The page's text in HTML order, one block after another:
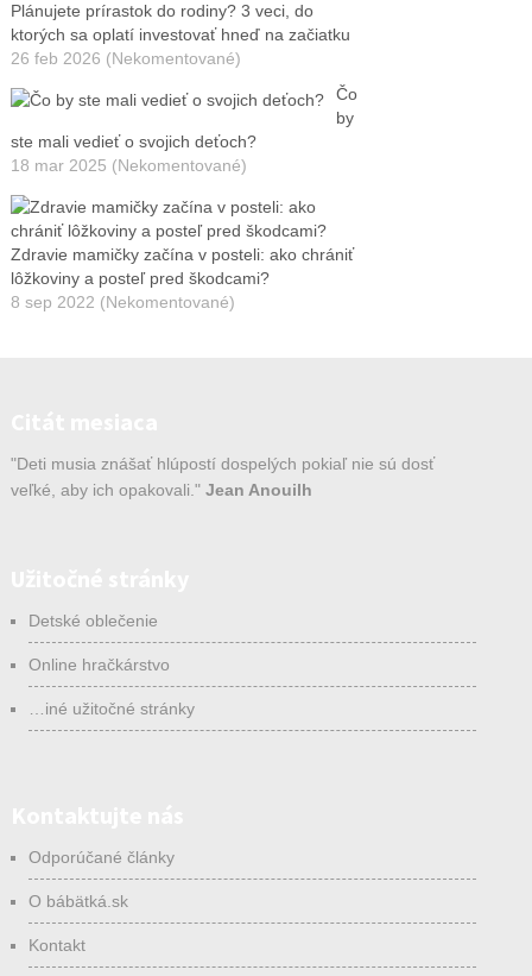
Plánujete prírastok do rodiny? 3 veci, do
ktorých sa oplatí investovať hneď na začiatku
26 feb 2026 (Nekomentované)
Čo
by
ste mali vedieť o svojich deťoch?
18 mar 2025 (Nekomentované)
Zdravie mamičky začína v posteli: ako chrániť
lôžkoviny a posteľ pred škodcami?
8 sep 2022 (Nekomentované)
"Deti musia znášať hlúpostí dospelých pokiaľ nie sú dosť
veľké, aby ich opakovali." Jean Anouilh
Detské oblečenie
Online hračkárstvo
…iné užitočné stránky
Odporúčané články
O bábätká.sk
Kontakt